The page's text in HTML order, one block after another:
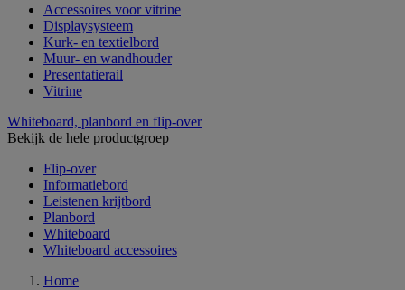
Accessoires voor vitrine
Displaysysteem
Kurk- en textielbord
Muur- en wandhouder
Presentatierail
Vitrine
Whiteboard, planbord en flip-over
Bekijk de hele productgroep
Flip-over
Informatiebord
Leistenen krijtbord
Planbord
Whiteboard
Whiteboard accessoires
Home